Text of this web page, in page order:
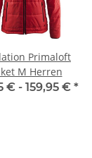
Primaloft
M Herren
€ - 159,95 € *